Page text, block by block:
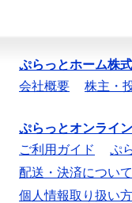
ぷらっとホーム株
会社概要
株主・
ぷらっとオンライン
ご利用ガイド
ぷ
配送・決済について
個人情報取り扱い